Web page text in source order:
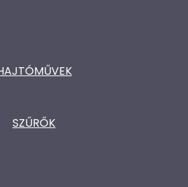
SZŰRŐK